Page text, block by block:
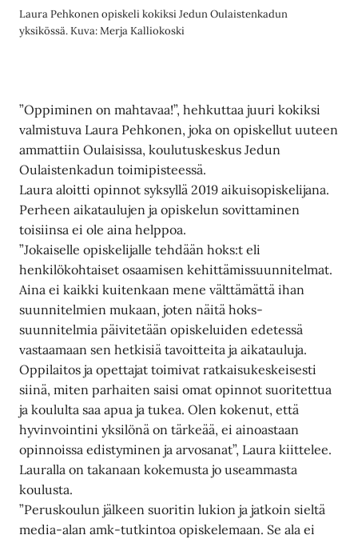
Laura Pehkonen opiskeli kokiksi Jedun Oulaistenkadun
yksikössä. Kuva: Merja Kalliokoski
”Oppiminen on mahtavaa!”, hehkuttaa juuri kokiksi
valmistuva Laura Pehkonen, joka on opiskellut uuteen
ammattiin Oulaisissa, koulutuskeskus Jedun
Oulaistenkadun toimipisteessä.
Laura aloitti opinnot syksyllä 2019 aikuisopiskelijana.
Perheen aikataulujen ja opiskelun sovittaminen
toisiinsa ei ole aina helppoa.
”Jokaiselle opiskelijalle tehdään hoks:t eli
henkilökohtaiset osaamisen kehittämissuunnitelmat.
Aina ei kaikki kuitenkaan mene välttämättä ihan
suunnitelmien mukaan, joten näitä hoks-
suunnitelmia päivitetään opiskeluiden edetessä
vastaamaan sen hetkisiä tavoitteita ja aikatauluja.
Oppilaitos ja opettajat toimivat ratkaisukeskeisesti
siinä, miten parhaiten saisi omat opinnot suoritettua
ja koululta saa apua ja tukea. Olen kokenut, että
hyvinvointini yksilönä on tärkeää, ei ainoastaan
opinnoissa edistyminen ja arvosanat”, Laura kiittelee.
Lauralla on takanaan kokemusta jo useammasta
koulusta.
”Peruskoulun jälkeen suoritin lukion ja jatkoin sieltä
media-alan amk-tutkintoa opiskelemaan. Se ala ei